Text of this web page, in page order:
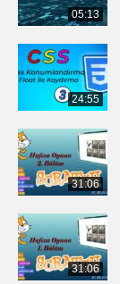
05:13
24:55
31:06
31:06